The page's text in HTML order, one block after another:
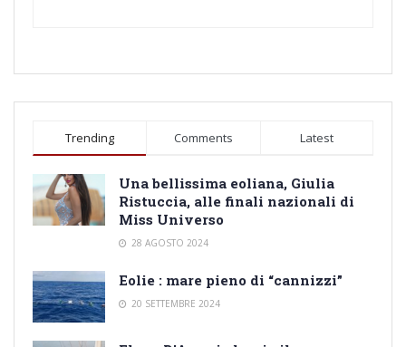
Trending Comments Latest
Una bellissima eoliana, Giulia
Ristuccia, alle finali nazionali di
Miss Universo
28 AGOSTO 2024
Eolie : mare pieno di “cannizzi”
20 SETTEMBRE 2024